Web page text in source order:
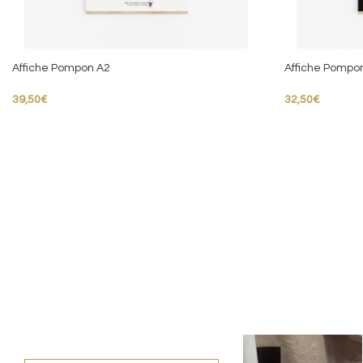
Affiche Pompon A2
39,50€
Affiche
32,50€